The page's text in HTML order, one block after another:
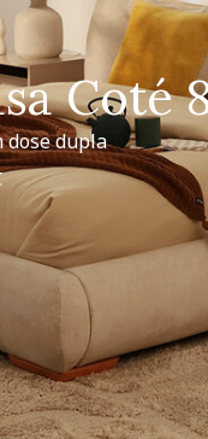
Coté
dose dupla